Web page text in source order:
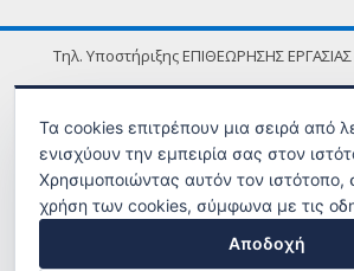
Τηλ. Υποστήριξης ΕΠΙΘΕΩΡΗΣΗΣ ΕΡΓΑΣΙΑΣ
Τα cookies επιτρέπουν μια σειρά από
ενισχύουν την εμπειρία σας στον
Χρησιμοποιώντας αυτόν τον
χρήση των cookies, σύμφωνα με τις
Αποδοχή